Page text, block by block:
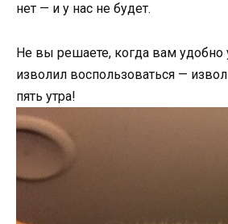
нет — и у нас не будет.
Не вы решаете, когда вам удобно
изволил воспользоваться —
пять утра!